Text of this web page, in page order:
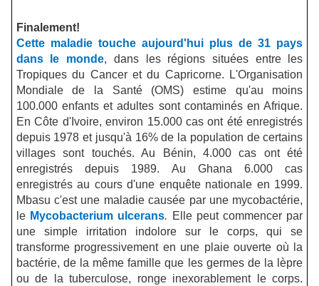
Finalement!
Cette maladie touche aujourd'hui plus de 31 pays
dans le monde, dans les régions situées entre les
Tropiques du Cancer et du Capricorne. L'Organisation
Mondiale de la Santé (OMS) estime qu'au moins
100.000 enfants et adultes sont contaminés en Afrique.
En Côte d'Ivoire, environ 15.000 cas ont été enregistrés
depuis 1978 et jusqu'à 16% de la population de certains
villages sont touchés. Au Bénin, 4.000 cas ont été
enregistrés depuis 1989. Au Ghana 6.000 cas
enregistrés au cours d'une enquête nationale en 1999.
Mbasu c'est une maladie causée par une mycobactérie,
le Mycobacterium ulcerans. Elle peut commencer par
une simple irritation indolore sur le corps, qui se
transforme progressivement en une plaie ouverte où la
bactérie, de la même famille que les germes de la lèpre
ou de la tuberculose, ronge inexorablement le corps.